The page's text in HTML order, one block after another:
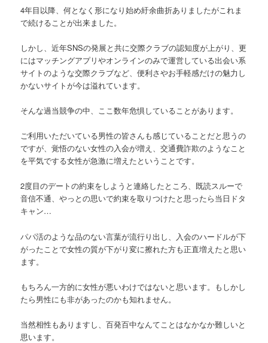
4年目以降、何となく形になり始め紆余曲折ありましたがこれま
で続けることが出来ました。
しかし、近年SNSの発展と共に交際クラブの認知度が上がり、更
にはマッチングアプリやオンラインのみで運営している出会い系
サイトのような交際クラブなど、便利さやお手軽感だけの魅力し
かないサイトが今は溢れています。
そんな過当競争の中、ここ数年危惧していることがあります。
ご利用いただいている男性の皆さんも感じていることだと思うの
ですが、覚悟のない女性の入会が増え、交通費詐欺のようなこと
を平気でする女性が急激に増えたということです。
2度目のデートの約束をしようと連絡したところ、既読スルーで
音信不通、やっとの思いで約束を取りつけたと思ったら当日ドタ
キャン…
パパ活のような品のない言葉が流行り出し、入会のハードルが下
がったことで女性の質が下がり変に擦れた方も正直増えたと思い
ます。
もちろん一方的に女性が悪いわけではないと思います。もしかし
たら男性にも非があったのかも知れません。
当然相性もありますし、百発百中なんてことはなかなか難しいと
思います。